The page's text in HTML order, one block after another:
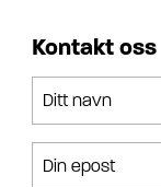
Kontakt oss
Ditt navn
Din epost